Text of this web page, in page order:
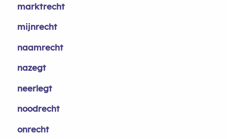
marktrecht
mijnrecht
naamrecht
nazegt
neerlegt
noodrecht
onrecht